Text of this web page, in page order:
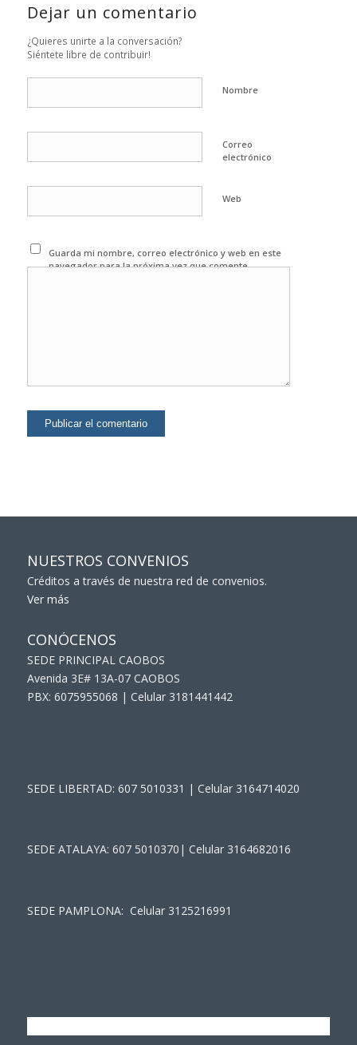
Dejar un comentario
¿Quieres unirte a la conversación?
Siéntete libre de contribuir!
Nombre
Correo
electrónico
Web
Guarda mi nombre, correo electrónico y web en este
navegador para la próxima vez que comente.
NUESTROS CONVENIOS
Créditos a través de nuestra red de convenios.
Ver más
CONÓCENOS
SEDE PRINCIPAL CAOBOS
Avenida 3E# 13A-07 CAOBOS
PBX: 6075955068 | Celular 3181441442
SEDE LIBERTAD: 607 5010331 | Celular 3164714020
SEDE ATALAYA: 607 5010370| Celular 3164682016
SEDE PAMPLONA: Celular 3125216991